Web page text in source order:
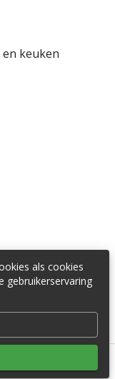
keuken
als cookies
gebruikerservaring